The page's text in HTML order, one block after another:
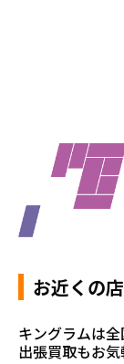
お近くの
キングラムは全
出張買取もお気